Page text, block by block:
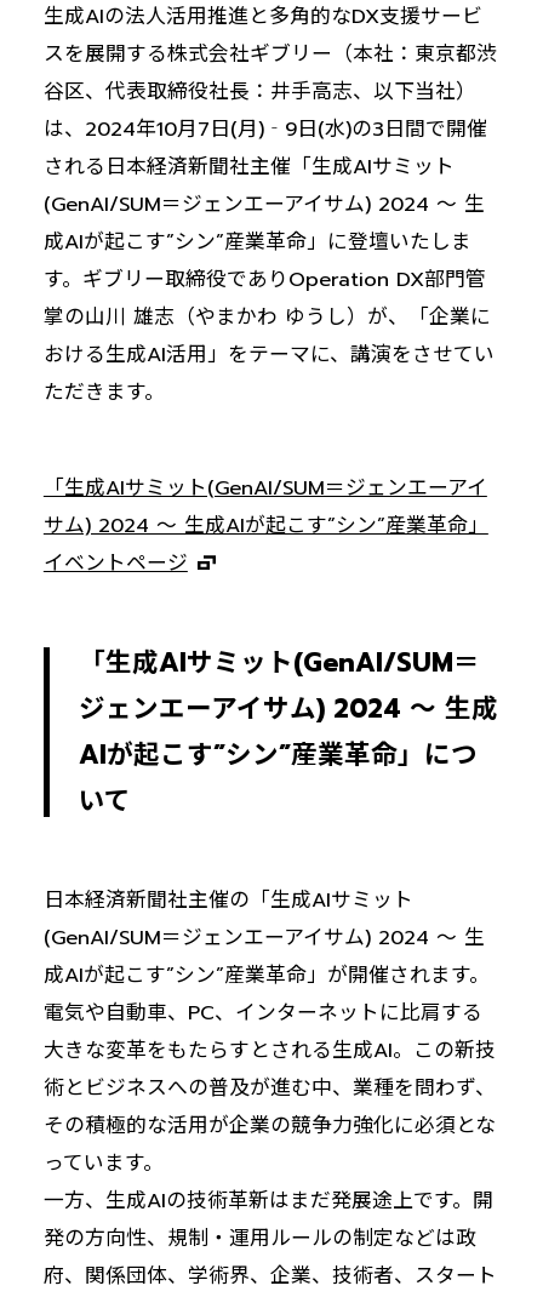
生成AIの法人活用推進と多角的なDX支援サービ
スを展開する株式会社ギブリー（本社：東京都渋
谷区、代表取締役社長：井手高志、以下当社）
は、2024年10月7日(月)‐9日(水)の3日間で開催
される日本経済新聞社主催「生成AIサミット
(GenAI/SUM＝ジェンエーアイサム) 2024 〜 生
成AIが起こす”シン”産業革命」に登壇いたしま
す。ギブリー取締役でありOperation DX部門管
掌の山川 雄志（やまかわ ゆうし）が、「企業に
おける生成AI活用」をテーマに、講演をさせてい
ただきます。
「生成AIサミット(GenAI/SUM＝ジェンエーアイ
サム) 2024 〜 生成AIが起こす”シン”産業革命」
イベントページ
「生成AIサミット(GenAI/SUM＝
ジェンエーアイサム) 2024 〜 生成
AIが起こす”シン”産業革命」につ
いて
日本経済新聞社主催の「生成AIサミット
(GenAI/SUM＝ジェンエーアイサム) 2024 〜 生
成AIが起こす”シン”産業革命」が開催されます。
電気や自動車、PC、インターネットに比肩する
大きな変革をもたらすとされる生成AI。この新技
術とビジネスへの普及が進む中、業種を問わず、
その積極的な活用が企業の競争力強化に必須とな
っています。
一方、生成AIの技術革新はまだ発展途上です。開
発の方向性、規制・運用ルールの制定などは政
府、関係団体、学術界、企業、技術者、スタート